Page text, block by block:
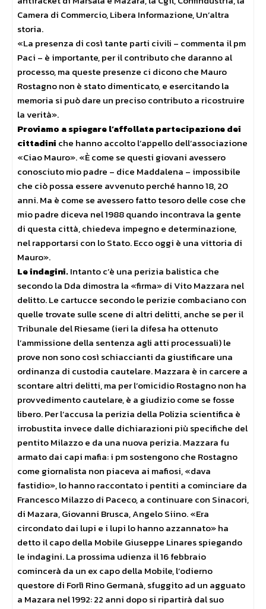
Camera di Commercio, Libera Informazione, Un’altra
storia.
«La presenza di così tante parti civili – commenta il pm
Paci – è importante, per il contributo che daranno al
processo, ma queste presenze ci dicono che Mauro
Rostagno non è stato dimenticato, e esercitando la
memoria si può dare un preciso contributo a ricostruire
la verità».
Proviamo a spiegare l’affollata partecipazione dei
cittadini che hanno accolto l’appello dell’associazione
«Ciao Mauro». «È come se questi giovani avessero
conosciuto mio padre – dice Maddalena – impossibile
che ciò possa essere avvenuto perché hanno 18, 20
anni. Ma è come se avessero fatto tesoro delle cose che
mio padre diceva nel 1988 quando incontrava la gente
di questa città, chiedeva impegno e determinazione,
nel rapportarsi con lo Stato. Ecco oggi è una vittoria di
Mauro».
Le indagini.Intanto c’è una perizia balistica che
secondo la Dda dimostra la «firma» di Vito Mazzara nel
delitto. Le cartucce secondo le perizie combaciano con
quelle trovate sulle scene di altri delitti, anche se per il
Tribunale del Riesame (ieri la difesa ha ottenuto
l’ammissione della sentenza agli atti processuali) le
prove non sono così schiaccianti da giustificare una
ordinanza di custodia cautelare. Mazzara è in carcere a
scontare altri delitti, ma per l’omicidio Rostagno non ha
provvedimento cautelare, è a giudizio come se fosse
libero. Per l’accusa la perizia della Polizia scientifica è
irrobustita invece dalle dichiarazioni più specifiche del
pentito Milazzo e da una nuova perizia. Mazzara fu
armato dai capi mafia: i pm sostengono che Rostagno
come giornalista non piaceva ai mafiosi, «dava
fastidio», lo hanno raccontato i pentiti a cominciare da
Francesco Milazzo di Paceco, a continuare con Sinacori,
di Mazara, Giovanni Brusca, Angelo Siino. «Era
circondato dai lupi e i lupi lo hanno azzannato» ha
detto il capo della Mobile Giuseppe Linares spiegando
le indagini. La prossima udienza il 16 febbraio
comincerà da un ex capo della Mobile, l’odierno
questore di Forlì Rino Germanà, sfuggito ad un agguato
a Mazara nel 1992: 22 anni dopo si ripartirà dal suo